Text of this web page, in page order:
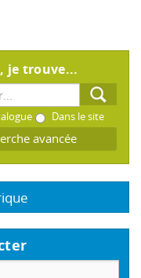
je trouve...
Dans le site
avancée